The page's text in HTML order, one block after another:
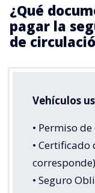
¿Qué
pagar la
de
Vehículos
• Permiso
•
• Seguro